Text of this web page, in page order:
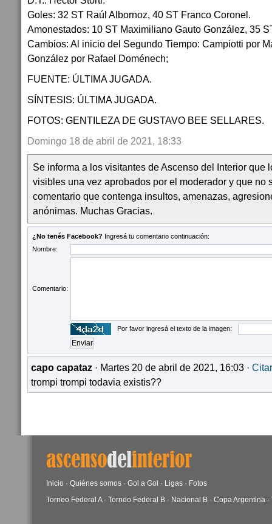
Goles: 32 ST Raúl Albornoz, 40 ST Franco Coronel.
Amonestados: 10 ST Maximiliano Gauto González, 35
Cambios: Al inicio del Segundo Tiempo: Campiotti por
González por Rafael Doménech;
FUENTE: ÚLTIMA JUGADA.
SÍNTESIS: ÚLTIMA JUGADA.
FOTOS: GENTILEZA DE GUSTAVO BEE SELLARES.
Domingo 18 de abril de 2021, 18:33
Se informa a los visitantes de Ascenso del Interior que
visibles una vez aprobados por el moderador y que no
comentario que contenga insultos, amenazas,
anónimas. Muchas Gracias.
¿No tenés Facebook? Ingresá tu comentario continuación:
Nombre:
Comentario:
Por favor ingresá el texto de la imagen:
capo capataz · Martes 20 de abril de 2021, 16:03 · Citar
trompi trompi todavia existis??
Inicio · Quiénes somos · Gol a Gol · Ligas · Fotos
Torneo Federal A· Torneo Federal B · Nacional B · Copa Argentina ·